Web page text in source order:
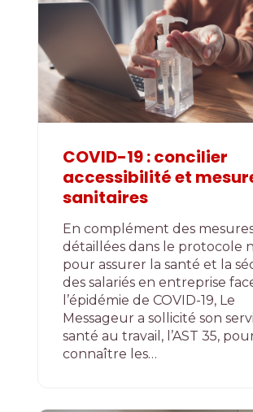
COVID-19 : concilier
accessibilité et
sanitaires
En complément des
détaillées dans le protocole
pour assurer la santé et la
des salariés en entreprise
l’épidémie de COVID-19, Le
Messageur a sollicité son
santé au travail, l’AST 35,
connaître les…